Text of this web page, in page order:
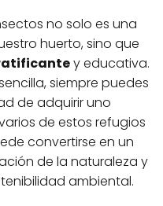
no solo es una
huerto, sino que
y educativa.
siempre puedes
de adquirir uno
de estos refugios
convertirse en un
de la naturaleza y
ambiental.